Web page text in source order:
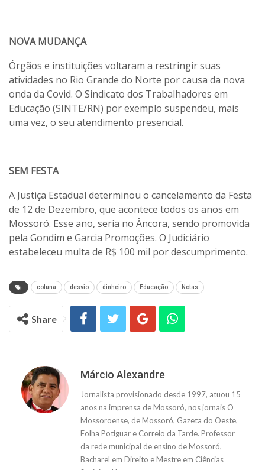
NOVA MUDANÇA
Órgãos e instituições voltaram a restringir suas
atividades no Rio Grande do Norte por causa da nova
onda da Covid. O Sindicato dos Trabalhadores em
Educação (SINTE/RN) por exemplo suspendeu, mais
uma vez, o seu atendimento presencial.
SEM FESTA
A Justiça Estadual determinou o cancelamento da Festa
de 12 de Dezembro, que acontece todos os anos em
Mossoró. Esse ano, seria no Âncora, sendo promovida
pela Gondim e Garcia Promoções. O Judiciário
estabeleceu multa de R$ 100 mil por descumprimento.
coluna desvio dinheiro Educação Notas
Share
Márcio Alexandre
Jornalista provisionado desde 1997, atuou 15
anos na imprensa de Mossoró, nos jornais O
Mossoroense, de Mossoró, Gazeta do Oeste,
Folha Potiguar e Correio da Tarde. Professor
da rede municipal de ensino de Mossoró,
Bacharel em Direito e Mestre em Ciências